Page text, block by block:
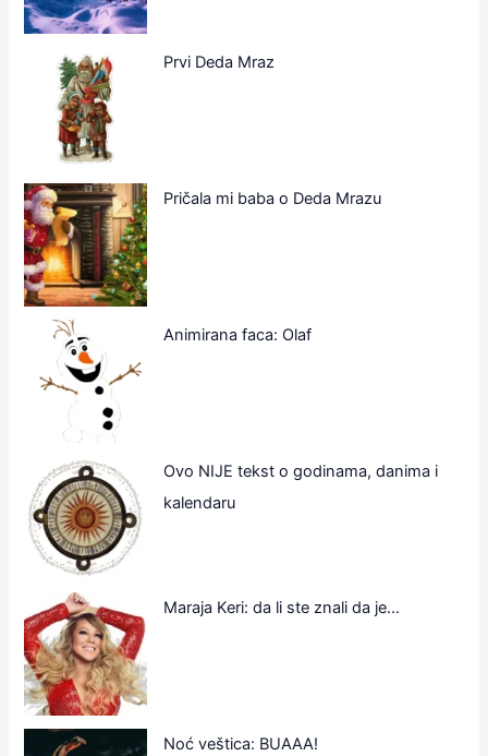
Prvi Deda Mraz
Pričala mi baba o Deda Mrazu
Animirana faca: Olaf
Ovo NIJE tekst o godinama, danima i
kalendaru
Maraja Keri: da li ste znali da je…
Noć veštica: BUAAA!